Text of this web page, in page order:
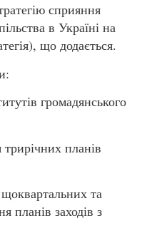
сприяння
в Україні на
що додається.
громадянського
планів
та
планів заходів з